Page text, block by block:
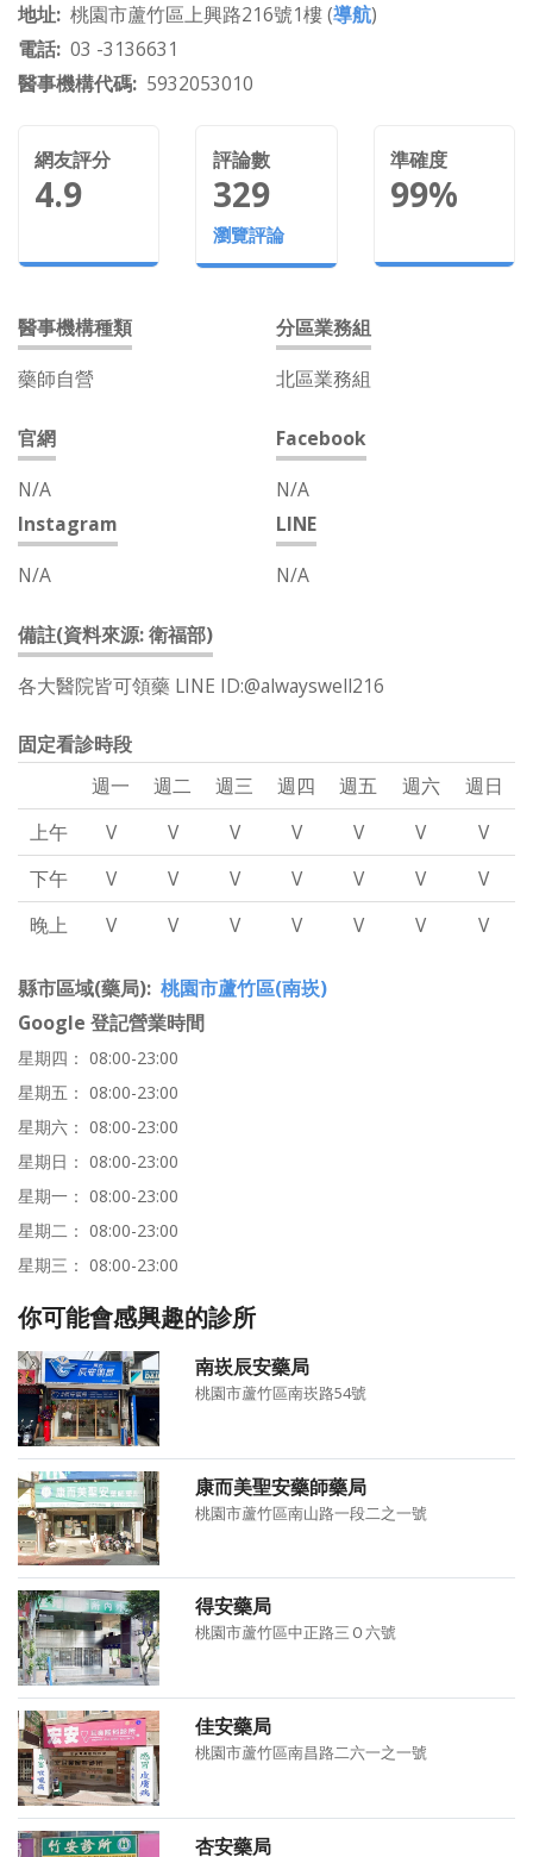
地址 桃園市蘆竹區上興路216號1樓 (導航)
電話 03 -3136631
醫事機構代碼 5932053010
網友評分
4.9
評論數
329
瀏覽評論
準確度
99%
醫事機構種類
藥師自營
分區業務組
北區業務組
官網
N/A
Facebook
N/A
Instagram
N/A
LINE
N/A
備註(資料來源: 衛福部)
各大醫院皆可領藥 LINE ID:@alwayswell216
固定看診時段
週一
週二 週三 週四 週五 週六
週日
上午
V V V V V V
V
下午
V V V V V V
V
晚上
V V V V V V V
縣市區域(藥局) 桃園市蘆竹區(南崁)
Google 登記營業時間
星期四： 08:00-23:00
星期五： 08:00-23:00
星期六： 08:00-23:00
星期日： 08:00-23:00
星期一： 08:00-23:00
星期二： 08:00-23:00
星期三： 08:00-23:00
你可能會感興趣的診所
南崁辰安藥局
桃園市蘆竹區南崁路54號
康而美聖安藥師藥局
桃園市蘆竹區南山路一段二之一號
得安藥局
桃園市蘆竹區中正路三Ｏ六號
佳安藥局
桃園市蘆竹區南昌路二六一之一號
杏安藥局